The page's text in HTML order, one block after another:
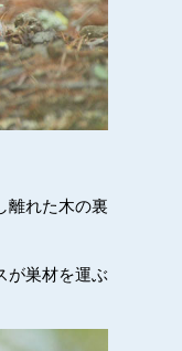
離れた木の裏
が巣材を運ぶ